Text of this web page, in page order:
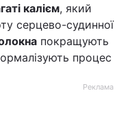
калієм, який
серцево-судинної
покращують
процес
Реклама